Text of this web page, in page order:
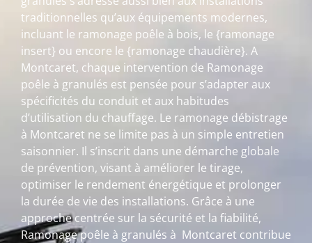
traditionnelles qu’aux équipements modernes,
incluant le ramonage poêle à bois, le {ramonage
insert} ou encore le {ramonage chaudière}. A
Montcaret, chaque intervention de Ramonage
poêle à granulés est pensée pour s’adapter aux
spécificités du conduit et aux habitudes
d’utilisation du chauffage. Le ramonage débistrage
à Montcaret ne se limite pas à un simple entretien
saisonnier. Il s’inscrit dans une démarche globale
de prévention, visant à améliorer le tirage,
optimiser le rendement énergétique et prolonger
la durée de vie des installations. Grâce à une
approche centrée sur la sécurité et la fiabilité,
Ramonage poêle à granulés à Montcaret contribue